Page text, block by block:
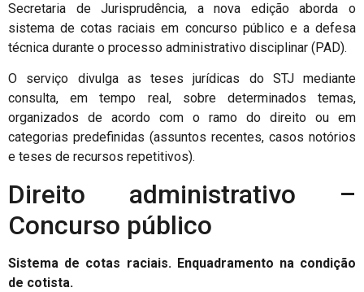
Secretaria de Jurisprudência, a nova edição aborda o
sistema de cotas raciais em concurso público e a defesa
técnica durante o processo administrativo disciplinar (PAD).
O serviço divulga as teses jurídicas do STJ mediante
consulta, em tempo real, sobre determinados temas,
organizados de acordo com o ramo do direito ou em
categorias predefinidas (assuntos recentes, casos notórios
e teses de recursos repetitivos).
Direito administrativo –
Concurso público
Sistema de cotas raciais. Enquadramento na condição
de cotista.